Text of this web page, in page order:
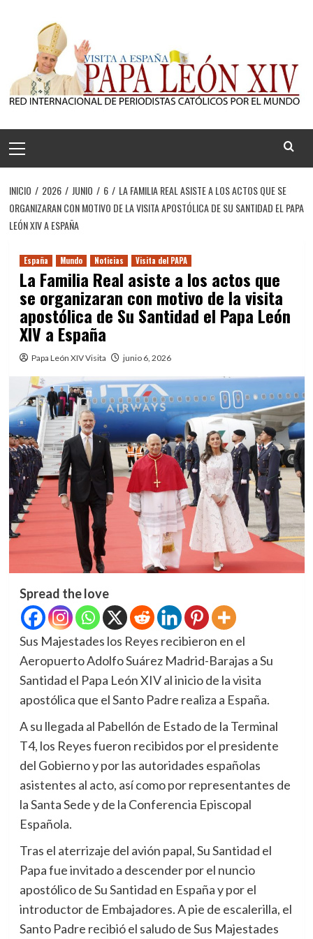
contenido
principal
INICIO 2026 JUNIO 6
​LA FAMILIA REAL ASISTE A LOS ACTOS QUE SE
ORGANIZARAN CON MOTIVO DE LA VISITA APOSTÓLICA DE SU SANTIDAD EL PAPA
LEÓN XIV A ESPAÑA
España Mundo Noticias Visita del PAPA
​La Familia Real asiste a los actos que
se organizaran con motivo de la visita
apostólica de Su Santidad el Papa León
XIV a España
Papa León XIV Visita junio 6, 2026
Spread the love
Sus Majestades los Reyes recibieron en el
Aeropuerto Adolfo Suárez Madrid-Barajas a Su
Santidad el Papa León XIV al inicio de la visita
apostólica que el Santo Padre realiza a España.
A su llegada al Pabellón de Estado de la Terminal
T4, los Reyes fueron recibidos por el presidente
del Gobierno y por las autoridades españolas
asistentes al acto, así como por representantes de
la Santa Sede y de la Conferencia Episcopal
Española.
Tras el aterrizaje del avión papal, Su Santidad el
Papa fue invitado a descender por el nuncio
apostólico de Su Santidad en España y por el
introductor de Embajadores. A pie de escalerilla, el
Santo Padre recibió el saludo de Sus Majestades